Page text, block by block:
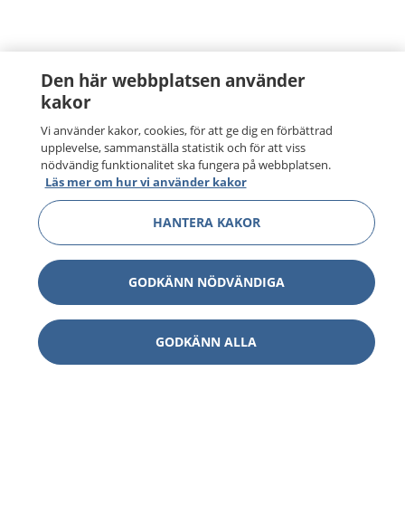
Den här webbplatsen använder
kakor
Vi använder kakor, cookies, för att ge dig en förbättrad
upplevelse, sammanställa statistik och för att viss
nödvändig funktionalitet ska fungera på webbplatsen.
Läs mer om hur vi använder kakor
HANTERA KAKOR
GODKÄNN NÖDVÄNDIGA
GODKÄNN ALLA